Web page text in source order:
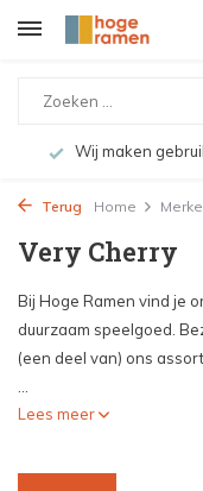
Wij maken
Terug Home
Very Cherry
Bij Hoge Ramen vind je
duurzaam speelgoed.
(een deel van) ons
Lees meer